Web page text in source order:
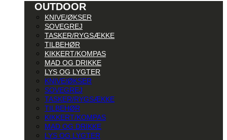
OUTDOOR
KNIVE/ØKSER
SOVEGREJ
TASKER/RYGSÆKKE
TILBEHØR
KIKKERT/KOMPAS
MAD OG DRIKKE
LYS OG LYGTER
KNIVE/ØKSER
SOVEGREJ
TASKER/RYGSÆKKE
TILBEHØR
KIKKERT/KOMPAS
MAD OG DRIKKE
LYS OG LYGTER